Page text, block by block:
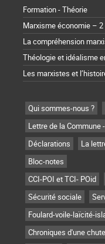
Formation - Théorie
Marxisme économie –
La compréhension
Théologie et idéalisme
Les marxistes et
Qui sommes-nous ?
Lettre de la Commune
Déclarations
La
Bloc-notes
CCI-POI et TCI- POid
Sécurité sociale
Foulard-voile-laïcité-
Chroniques d'une